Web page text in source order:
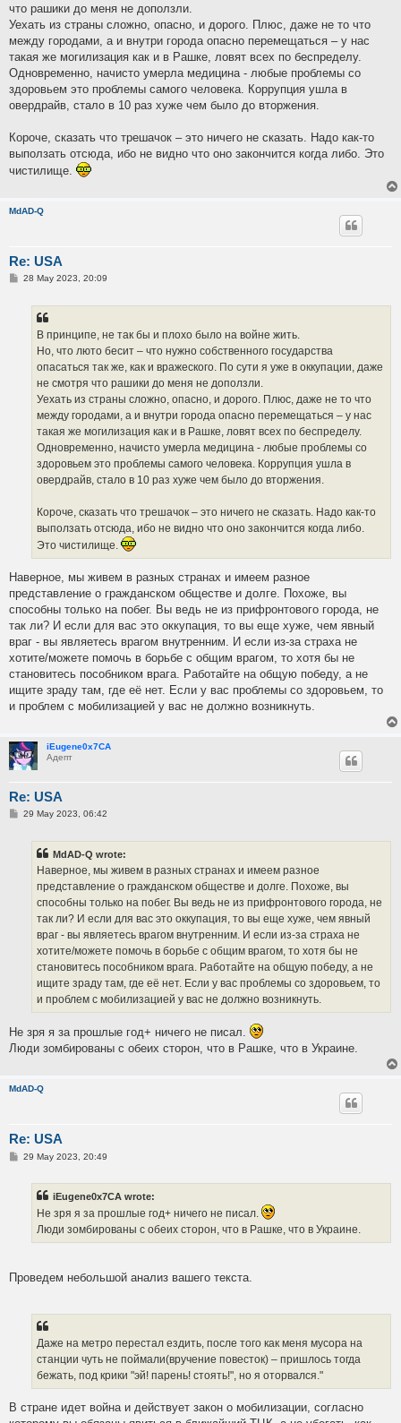
что рашики до меня не доползли.
Уехать из страны сложно, опасно, и дорого. Плюс, даже не то что
между городами, а и внутри города опасно перемещаться – у нас
такая же могилизация как и в Рашке, ловят всех по беспределу.
Одновременно, начисто умерла медицина - любые проблемы со
здоровьем это проблемы самого человека. Коррупция ушла в
овердрайв, стало в 10 раз хуже чем было до вторжения.
Короче, сказать что трешачок – это ничего не сказать. Надо как-то
выползать отсюда, ибо не видно что оно закончится когда либо. Это
чистилище.
MdAD-Q
Re: USA
P28 May 2023, 20:09
В принципе, не так бы и плохо было на войне жить.
Но, что люто бесит – что нужно собственного государства
опасаться так же, как и вражеского. По сути я уже в оккупации, даже
не смотря что рашики до меня не доползли.
Уехать из страны сложно, опасно, и дорого. Плюс, даже не то что
между городами, а и внутри города опасно перемещаться – у нас
такая же могилизация как и в Рашке, ловят всех по беспределу.
Одновременно, начисто умерла медицина - любые проблемы со
здоровьем это проблемы самого человека. Коррупция ушла в
овердрайв, стало в 10 раз хуже чем было до вторжения.
Короче, сказать что трешачок – это ничего не сказать. Надо как-то
выползать отсюда, ибо не видно что оно закончится когда либо.
Это чистилище.
Наверное, мы живем в разных странах и имеем разное
представление о гражданском обществе и долге. Похоже, вы
способны только на побег. Вы ведь не из прифронтового города, не
так ли? И если для вас это оккупация, то вы еще хуже, чем явный
враг - вы являетесь врагом внутренним. И если из-за страха не
хотите/можете помочь в борьбе с общим врагом, то хотя бы не
становитесь пособником врага. Работайте на общую победу, а не
ищите зраду там, где её нет. Если у вас проблемы со здоровьем, то
и проблем с мобилизацией у вас не должно возникнуть.
iEugene0x7CA
Адепт
Re: USA
P29 May 2023, 06:42
MdAD-Q wrote:
Наверное, мы живем в разных странах и имеем разное
представление о гражданском обществе и долге. Похоже, вы
способны только на побег. Вы ведь не из прифронтового города, не
так ли? И если для вас это оккупация, то вы еще хуже, чем явный
враг - вы являетесь врагом внутренним. И если из-за страха не
хотите/можете помочь в борьбе с общим врагом, то хотя бы не
становитесь пособником врага. Работайте на общую победу, а не
ищите зраду там, где её нет. Если у вас проблемы со здоровьем, то
и проблем с мобилизацией у вас не должно возникнуть.
Не зря я за прошлые год+ ничего не писал.
Люди зомбированы с обеих сторон, что в Рашке, что в Украине.
MdAD-Q
Re: USA
P29 May 2023, 20:49
iEugene0x7CA wrote:
Не зря я за прошлые год+ ничего не писал.
Люди зомбированы с обеих сторон, что в Рашке, что в Украине.
Проведем небольшой анализ вашего текста.
Даже на метро перестал ездить, после того как меня мусора на
станции чуть не поймали(вручение повесток) – пришлось тогда
бежать, под крики "эй! парень! стоять!", но я оторвался."
В стране идет война и действует закон о мобилизации, согласно